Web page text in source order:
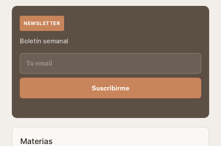
NEWSLETTER
Boletín semanal
Suscribirme
Materias